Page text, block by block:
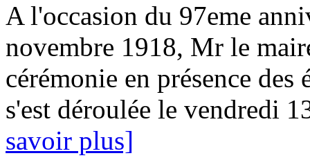
A l'occasion du 97eme
novembre 1918, Mr le
cérémonie en présence
s'est déroulée le vendredi
savoir plus]